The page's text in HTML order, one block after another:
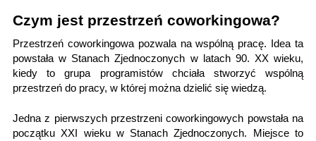
Czym jest przestrzeń coworkingowa?
Przestrzeń coworkingowa pozwala na wspólną pracę. Idea ta
powstała w Stanach Zjednoczonych w latach 90. XX wieku,
kiedy to grupa programistów chciała stworzyć wspólną
przestrzeń do pracy, w której można dzielić się wiedzą.
Jedna z pierwszych przestrzeni coworkingowych powstała na
początku XXI wieku w Stanach Zjednoczonych. Miejsce to